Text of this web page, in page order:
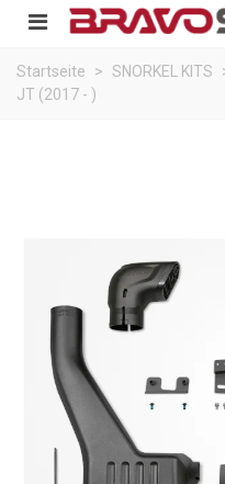
Startseite > SNORKEL KITS
JT (2017 - )